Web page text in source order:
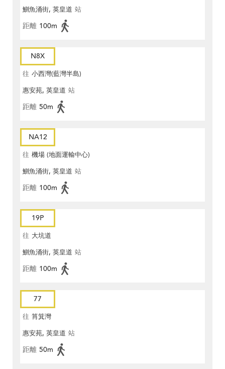
鰂魚涌街, 英皇道 站
距離 100m
N8X
往 小西灣(藍灣半島)
惠安苑, 英皇道 站
距離 50m
NA12
往 機場 (地面運輸中心)
鰂魚涌街, 英皇道 站
距離 100m
19P
往 大坑道
鰂魚涌街, 英皇道 站
距離 100m
77
往 筲箕灣
惠安苑, 英皇道 站
距離 50m